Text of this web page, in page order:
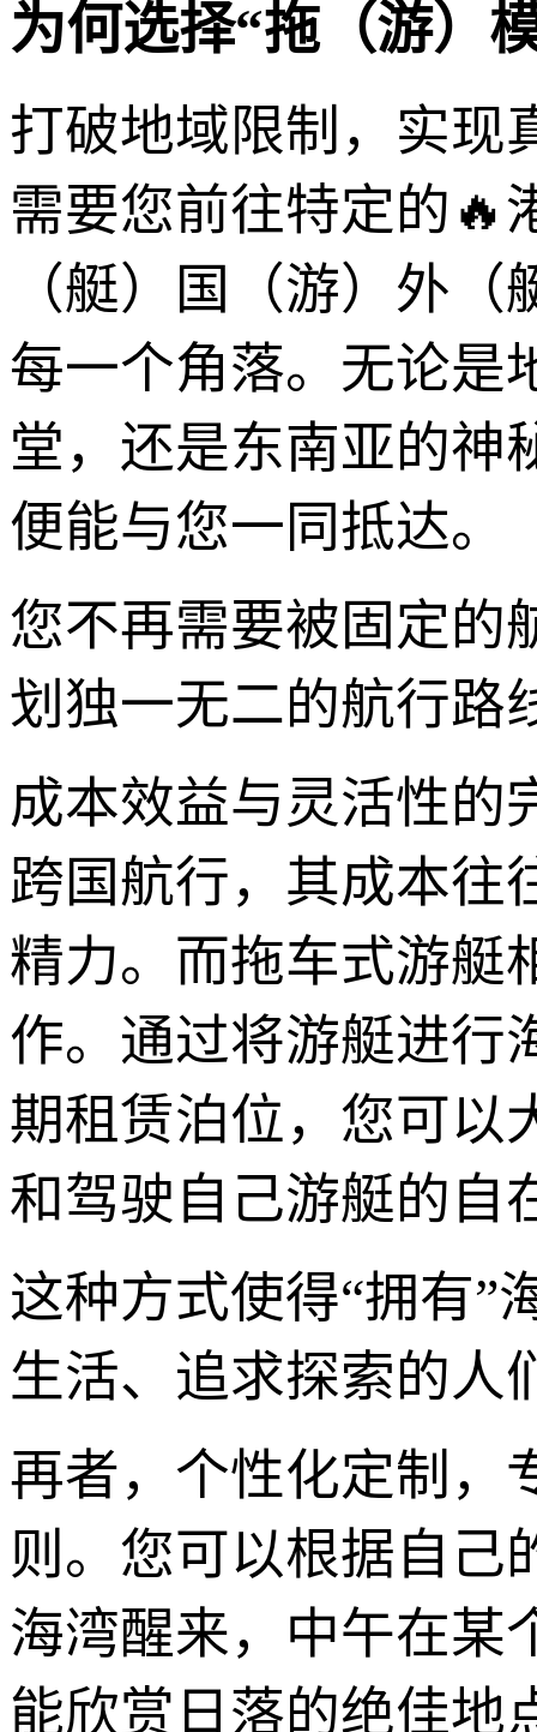
为何选择“拖（游）
打破地域限制，实现
需要您前往特定的🔥
（艇）国（游）外
每一个角落。无论是
堂，还是东南亚的神
便能与您一同抵达。
您不再需要被固定的
划独一无二的航行路
成本效益与灵活性的
跨国航行，其成本往
精力。而拖车式游艇
作。通过将游艇进行
期租赁泊位，您可以
和驾驶自己游艇的自
这种方式使得“拥有”
生活、追求探索的人
再者，个性化定制，
则。您可以根据自己
海湾醒来，中午在某
能欣赏日落的绝佳地